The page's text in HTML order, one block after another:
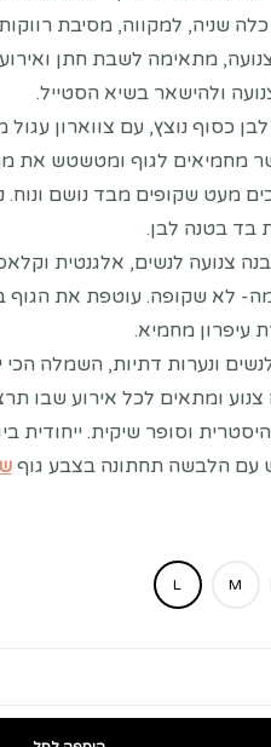
שניה, למקווה, מסיבת
מתאימה לשבת חתן
ולהישאר בשיא הסטייל.
כסוף נוצץ, עם צווארון
מחמיאים לגוף ומטשטש את
מעט שקופים מבד נושם ונוח.
בד בטנה לבן.
צנועה לנשים, אלגנטית
לא שקופה. עוטפת את הגוף
עיפרון מחמיא.
ונערות דתיות, השמלה הכי
ומתאים לכל אירוע שבו
וסופר שיקית. ייחודית
עם הלבשה תחתונה בצבע גוף
M
L